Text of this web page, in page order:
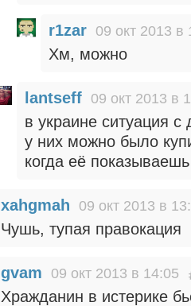
r1zar 09 окт 2013 в
Хм, можно
lantseff 09 окт 2013 в
в украине ситуация
у них можно было
когда её
xahgmah 09 окт 2013 в
Чушь, тупая правокация
gvam 09 окт 2013 в 14:05
Хражданин в истерике